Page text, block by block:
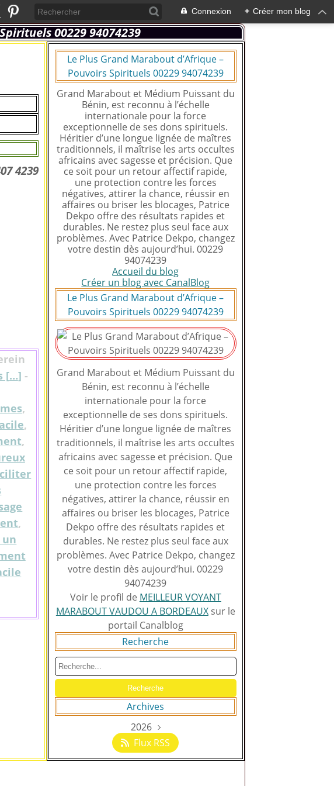
Connexion + Créer mon blog
[…] -
,
,
,
,
un
Le Plus Grand Marabout d’Afrique –
Pouvoirs Spirituels 00229 94074239
Grand Marabout et Médium Puissant du
Bénin, est reconnu à l’échelle
internationale pour la force
exceptionnelle de ses dons spirituels.
Héritier d’une longue lignée de maîtres
traditionnels, il maîtrise les arts occultes
africains avec sagesse et précision. Que
ce soit pour un retour affectif rapide,
une protection contre les forces
négatives, attirer la chance, réussir en
affaires ou briser les blocages, Patrice
Dekpo offre des résultats rapides et
durables. Ne restez plus seul face aux
problèmes. Avec Patrice Dekpo, changez
votre destin dès aujourd’hui. 00229
94074239
Accueil du blog
Créer un blog avec CanalBlog
Le Plus Grand Marabout d’Afrique –
Pouvoirs Spirituels 00229 94074239
Grand Marabout et Médium Puissant du
Bénin, est reconnu à l’échelle
internationale pour la force
exceptionnelle de ses dons spirituels.
Héritier d’une longue lignée de maîtres
traditionnels, il maîtrise les arts occultes
africains avec sagesse et précision. Que
ce soit pour un retour affectif rapide,
une protection contre les forces
négatives, attirer la chance, réussir en
affaires ou briser les blocages, Patrice
Dekpo offre des résultats rapides et
durables. Ne restez plus seul face aux
problèmes. Avec Patrice Dekpo, changez
votre destin dès aujourd’hui. 00229
94074239
Voir le profil de MEILLEUR VOYANT
MARABOUT VAUDOU A BORDEAUXsur le
portail Canalblog
Recherche
Archives
2026
Août(129)
Flux RSS